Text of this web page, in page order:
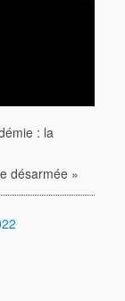
: la
désarmée »